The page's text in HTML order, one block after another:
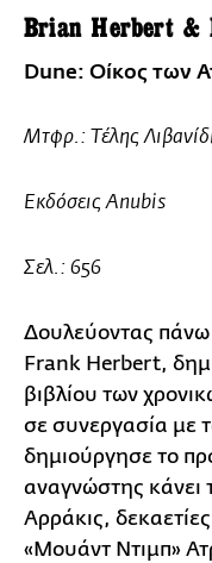
Brian Herbert &
Dune: Οίκος των
Μτφρ.: Tέλης
Εκδόσεις Anubis
Σελ.: 656
Δουλεύοντας πάνω
Frank Herbert,
βιβλίου των
σε συνεργασία με
δημιούργησε το
αναγνώστης κάνει
Αρράκις,
«Μουάντ Ντιμπ»